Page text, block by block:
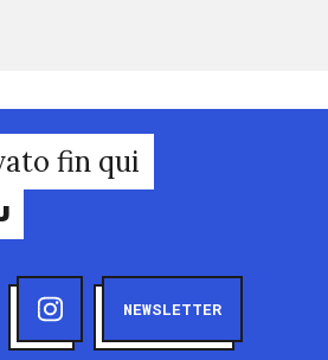
fin qui
NEWSLETTER